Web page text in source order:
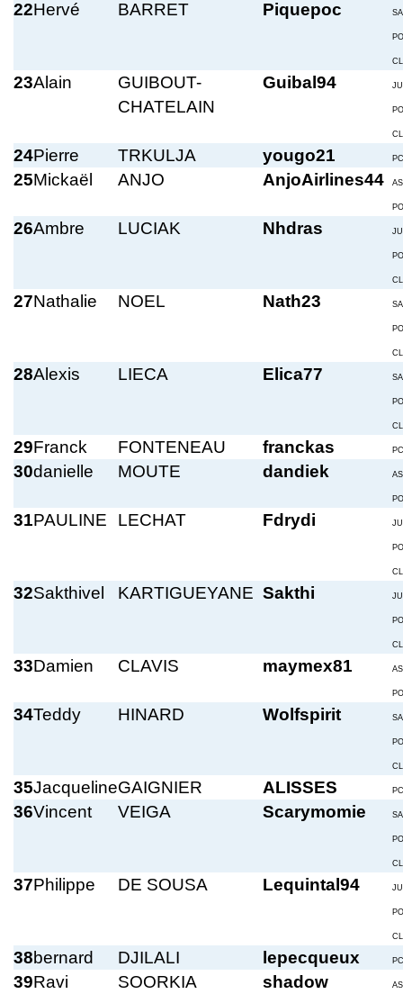
22Hervé BARRET Piquepoc
23Alain
GUIBOUT-
CHATELAIN
Guibal94
24Pierre TRKULJA yougo21
25Mickaël ANJO AnjoAirlines44
26Ambre LUCIAK Nhdras
27Nathalie NOEL Nath23
28Alexis LIECA Elica77
29Franck FONTENEAU franckas
30danielle MOUTE dandiek
31PAULINE LECHAT Fdrydi
32Sakthivel KARTIGUEYANE Sakthi
33Damien CLAVIS maymex81
34Teddy HINARD Wolfspirit
35JacquelineGAIGNIER ALISSES
36Vincent VEIGA Scarymomie
37Philippe DE SOUSA Lequintal94
38bernard DJILALI lepecqueux
39Ravi SOORKIA shadow